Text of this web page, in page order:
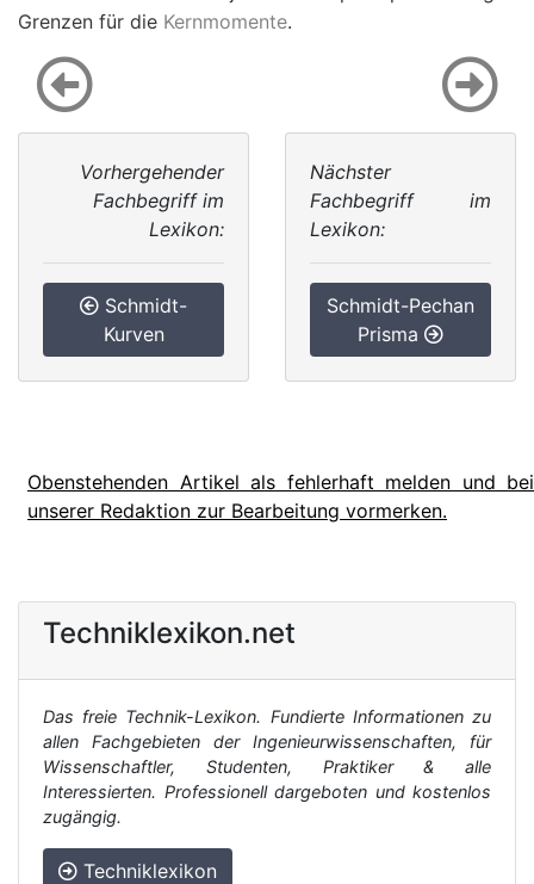
Grenzen für die Kernmomente.
Vorhergehender
Fachbegriff im
Lexikon:
Schmidt-
Kurven
Nächster
Fachbegriff im
Lexikon:
Schmidt-Pechan
Prisma
Obenstehenden Artikel als fehlerhaft melden und bei
unserer Redaktion zur Bearbeitung vormerken.
Techniklexikon.net
Das freie Technik-Lexikon. Fundierte Informationen zu
allen Fachgebieten der Ingenieurwissenschaften, für
Wissenschaftler, Studenten, Praktiker & alle
Interessierten. Professionell dargeboten und kostenlos
zugängig.
Techniklexikon